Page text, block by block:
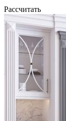
Рассчитать